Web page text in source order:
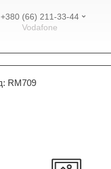
+380 (66) 211-33-44
Vodafone
RM709